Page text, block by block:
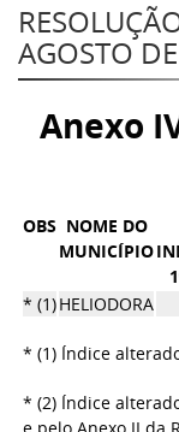
AGOSTO
Anexo
OBS NOME DO
MUNICÍPIO
* (1)HELIODORA
* (1) Índice
* (2) Índice